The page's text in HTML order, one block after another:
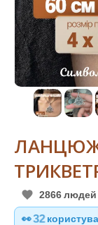
2866 людей
👀32